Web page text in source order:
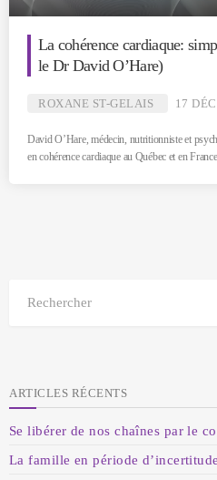
La cohérence cardiaque:
le Dr David O’Hare)
ROXANE ST-GELAIS 17
David O’Hare, médecin, nutritionniste et
en cohérence cardiaque au Québec et en
ARTICLES RÉCENTS
Se libérer de nos chaînes par le
La famille en période d’incertitude